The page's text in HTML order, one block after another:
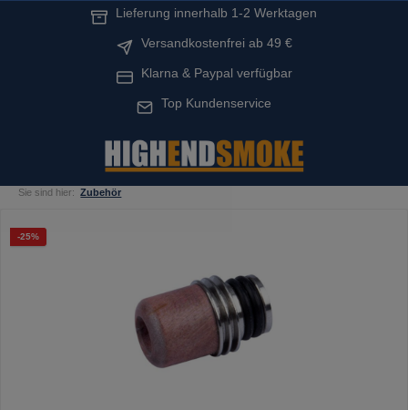
Lieferung innerhalb 1-2 Werktagen
Versandkostenfrei ab 49 €
Klarna & Paypal verfügbar
Top Kundenservice
Sie sind hier: Zubehör
Bildergalerie überspringen
-25%Rabatt